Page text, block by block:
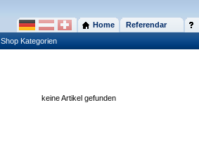
Home Referendar
Shop Kategorien
keine Artikel gefunden